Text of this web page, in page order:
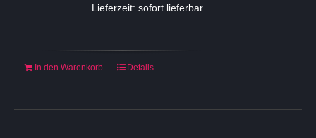
Lieferzeit: sofort lieferbar
In den Warenkorb Details